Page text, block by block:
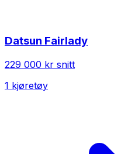
Datsun Fairlady
229 000 kr snitt
1 kjøretøy